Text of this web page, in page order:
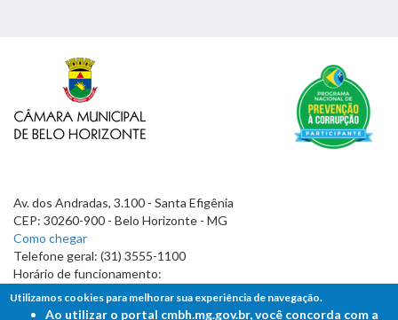
Av. dos Andradas, 3.100 - Santa Efigênia
CEP: 30260-900 - Belo Horizonte - MG
Como chegar
Telefone geral: (31) 3555-1100
Horário de funcionamento:
7h às 19h
Utilizamos cookies para melhorar sua experiência de navegação.
Ao utilizar o portal cmbh.mg.gov.br, você concorda com a